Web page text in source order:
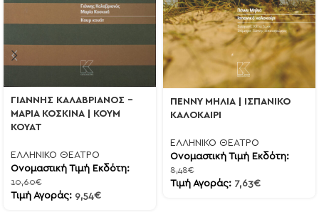
ΓΙΑΝΝΗΣ ΚΑΛΑΒΡΙΑΝΟΣ –
ΜΑΡΙΑ ΚΟΣΚΙΝΑ | ΚΟΥΜ
ΚΟΥΑΤ
ΕΛΛΗΝΙΚΟ ΘΕΑΤΡΟ
Ονομαστική Τιμή Εκδότη:
10,60€
Τιμή Αγοράς: 9,54€
ΠΕΝΝΥ ΜΗΛΙΑ | ΙΣΠΑΝΙΚΟ
ΚΑΛΟΚΑΙΡΙ
ΕΛΛΗΝΙΚΟ ΘΕΑΤΡΟ
Ονομαστική Τιμή Εκδότη:
8,48€
Τιμή Αγοράς: 7,63€